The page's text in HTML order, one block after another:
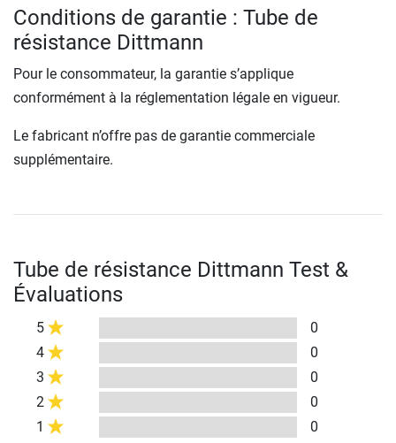
Conditions de garantie : Tube de
résistance Dittmann
Pour le consommateur, la garantie s’applique
conformément à la réglementation légale en vigueur.
Le fabricant n’offre pas de garantie commerciale
supplémentaire.
Tube de résistance Dittmann Test &
Évaluations
5
0
4
0
3
0
2
0
1
0